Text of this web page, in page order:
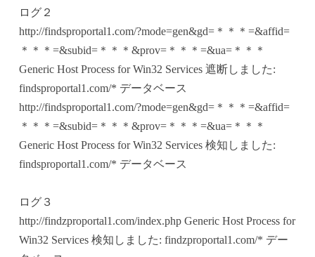
ログ２
http://findsproportal1.com/?mode=gen&gd=＊＊＊=&affid=
＊＊＊=&subid=＊＊＊&prov=＊＊＊=&ua=＊＊＊
Generic Host Process for Win32 Services 遮断しました:
findsproportal1.com/* データベース
http://findsproportal1.com/?mode=gen&gd=＊＊＊=&affid=
＊＊＊=&subid=＊＊＊&prov=＊＊＊=&ua=＊＊＊
Generic Host Process for Win32 Services 検知しました:
findsproportal1.com/* データベース
ログ３
http://findzproportal1.com/index.php Generic Host Process for
Win32 Services 検知しました: findzproportal1.com/* デー